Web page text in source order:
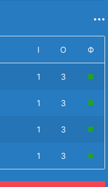
І О Ф
1 3
1 3
1 3
1 3